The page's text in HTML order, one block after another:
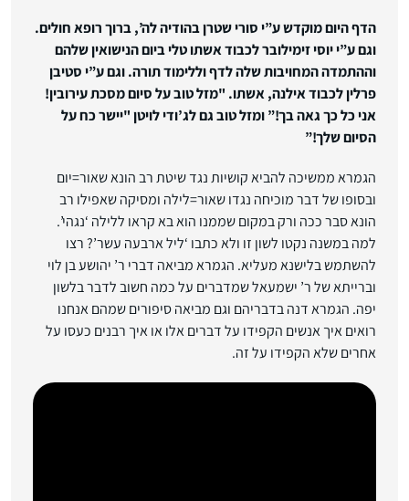
הדף היום מוקדש ע”י סורי שטרן בהודיה לה’, ברוך רופא חולים.
וגם ע”י יוסי זימילובר לכבוד אשתו טלי ביום הנישואין שלהם
וההתמדה המחויבות שלה לדף וללימוד תורה. וגם ע”י סטיבן
פרלין לכבוד אילנה, אשתו. "מזל טוב על סיום מסכת עירובין!
אני כל כך גאה בך!” ומזל טוב גם לג’ודי לויטן "יישר כח על
הסיום שלך!”
הגמרא ממשיכה להביא קושיות נגד שיטת רב הונא שאור=יום
ובסופו של דבר מוכיחה נגדו שאור=לילה ומסיקה שאפילו רב
הונא סבר ככה ורק במקום שממנו הוא בא קראו ללילה ‘נגהי’.
למה במשנה נקטו לשון זו ולא כתבו ‘ליל ארבעה עשר’? רצו
להשתמש בלישנא מעליא. הגמרא מביאה דברי ר’ יהושע בן לוי
וברייתא של ר’ ישמעאל שמדברים על כמה חשוב לדבר בלשון
יפה. הגמרא דנה בדבריהם וגם מביאה סיפורים שמהם אנחנו
רואים איך אנשים הקפידו על דברים אלו או איך רבנים כעסו על
אחרים שלא הקפידו על זה.